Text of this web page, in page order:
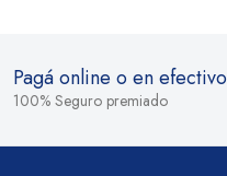
Pagá online o en efectivo
100% Seguro premiado